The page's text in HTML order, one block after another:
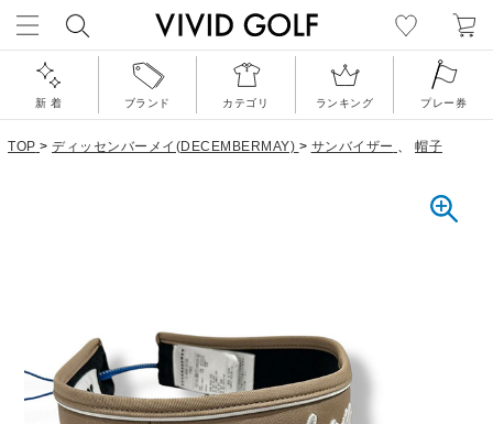
新 着 ブランド カテゴリ ランキング プレー券
TOP > ディッセンバーメイ(DECEMBERMAY) > サンバイザー 、 帽子